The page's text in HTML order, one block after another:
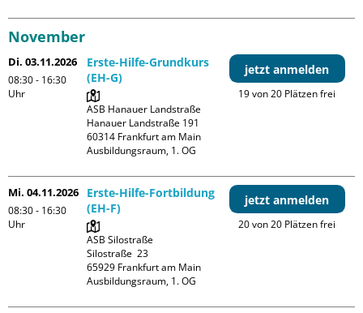
November
Di. 03.11.2026
08:30 - 16:30
Uhr
Erste-Hilfe-Grundkurs
(EH-G)
ASB Hanauer Landstraße
Hanauer Landstraße 191
60314 Frankfurt am Main
Ausbildungsraum, 1. OG
jetzt anmelden
19 von 20 Plätzen frei
Mi. 04.11.2026
08:30 - 16:30
Uhr
Erste-Hilfe-Fortbildung
(EH-F)
ASB Silostraße
Silostraße  23
65929 Frankfurt am Main
Ausbildungsraum, 1. OG
jetzt anmelden
20 von 20 Plätzen frei